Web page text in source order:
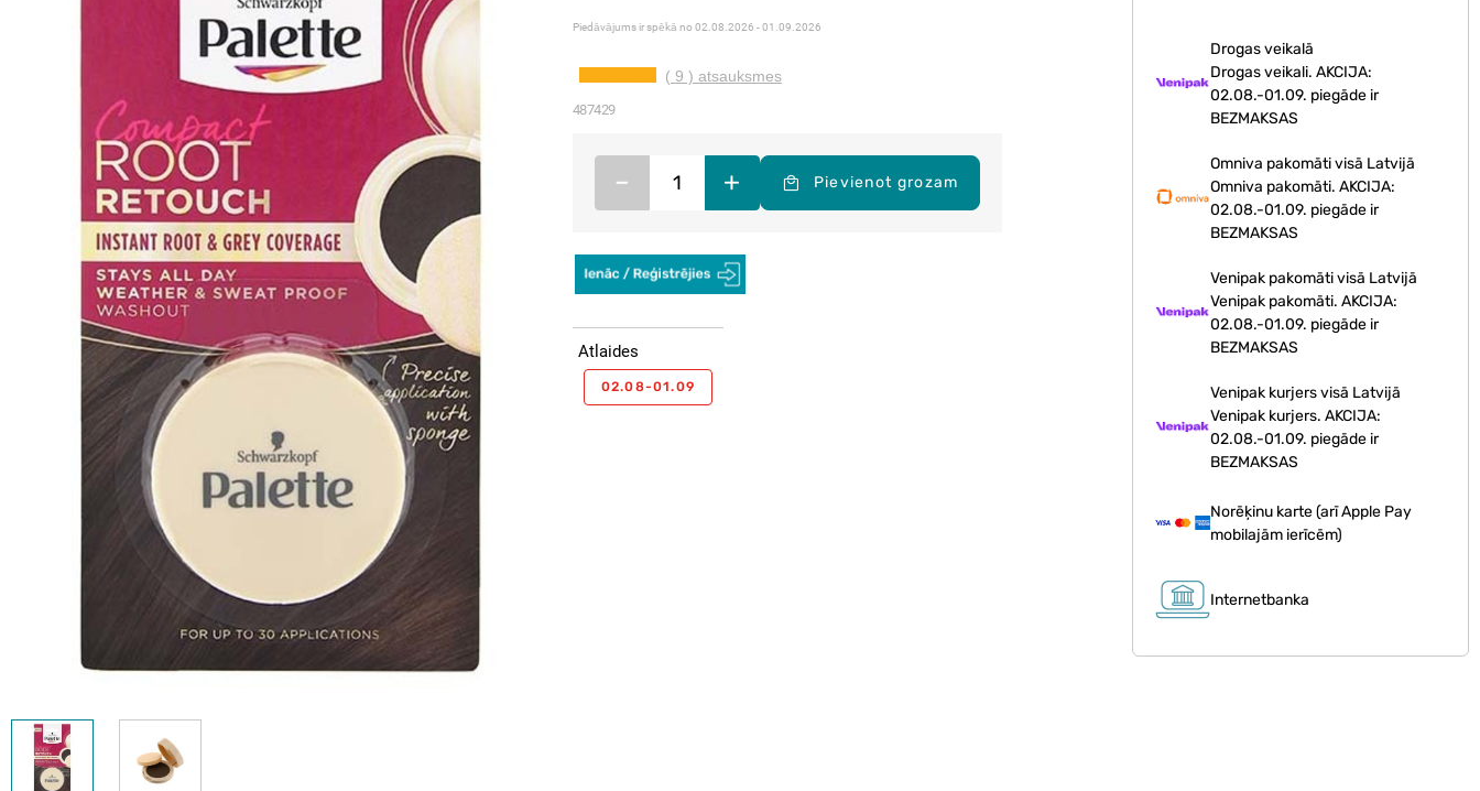
Piedāvājums ir spēkā no 02.08.2026 - 01.09.2026
( 9 ) atsauksmes
487429
– + Pievienot grozam
Atlaides
02.08-01.09
Drogas veikalā
Drogas veikali. AKCIJA:
02.08.-01.09. piegāde ir
BEZMAKSAS
Omniva pakomāti visā Latvijā
Omniva pakomāti. AKCIJA:
02.08.-01.09. piegāde ir
BEZMAKSAS
Venipak pakomāti visā Latvijā
Venipak pakomāti. AKCIJA:
02.08.-01.09. piegāde ir
BEZMAKSAS
Venipak kurjers visā Latvijā
Venipak kurjers. AKCIJA:
02.08.-01.09. piegāde ir
BEZMAKSAS
Norēķinu karte (arī Apple Pay
mobilajām ierīcēm)
Internetbanka